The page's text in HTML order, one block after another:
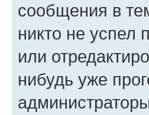
сообщения в
никто не успел
или
нибудь уже